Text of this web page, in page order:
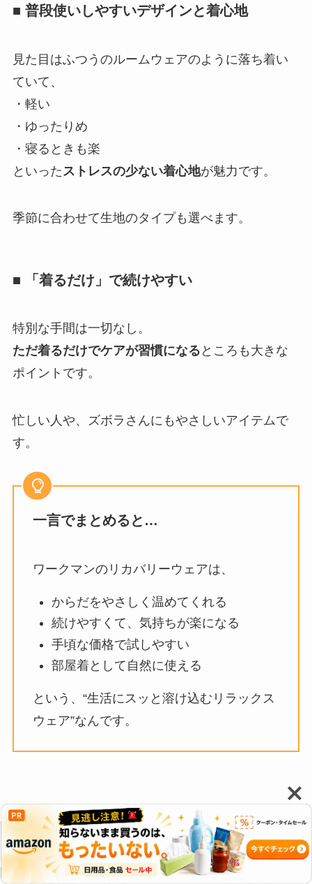
■ 普段使いしやすいデザインと着心地
見た目はふつうのルームウェアのように落ち着い
ていて、
・軽い
・ゆったりめ
・寝るときも楽
といった ストレスの少ない着心地が魅力です。
季節に合わせて生地のタイプも選べます。
■ 「着るだけ」で続けやすい
特別な手間は一切なし。
ただ着るだけでケアが習慣になる ところも大きな
ポイントです。
忙しい人や、ズボラさんにもやさしいアイテムで
す。
一言でまとめると…
ワークマンのリカバリーウェアは、
からだをやさしく温めてくれる
続けやすくて、気持ちが楽になる
手頃な価格で試しやすい
部屋着として自然に使える
という、“生活にスッと溶け込むリラックス
ウェア”なんです。
Q&A｜ワークマンのリカバリーウェアに
ついてよくある質問